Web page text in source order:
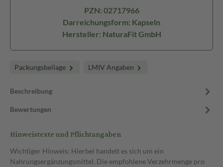
PZN: 02717966
Darreichungsform: Kapseln
Hersteller: NaturaFit GmbH
Packungsbeilage LMIV Angaben
Beschreibung
Bewertungen
Hinweistexte und Pflichtangaben
Wichtiger Hinweis: Hierbei handelt es sich um ein
Nahrungsergänzungsmittel. Die empfohlene Verzehrmenge pro